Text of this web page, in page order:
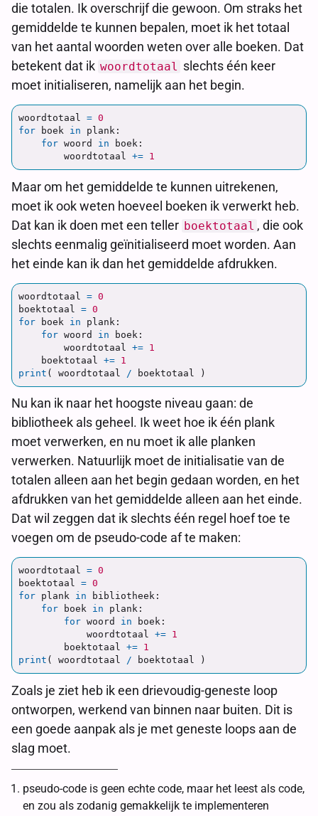
die totalen. Ik overschrijf die gewoon. Om straks het
gemiddelde te kunnen bepalen, moet ik het totaal
van het aantal woorden weten over alle boeken. Dat
betekent dat ik woordtotaal slechts één keer
moet initialiseren, namelijk aan het begin.
woordtotaal = 0
for
boek in plank :
for woord in boek :
woordtotaal += 1
Maar om het gemiddelde te kunnen uitrekenen,
moet ik ook weten hoeveel boeken ik verwerkt heb.
Dat kan ik doen met een teller boektotaal , die ook
slechts eenmalig geïnitialiseerd moet worden. Aan
het einde kan ik dan het gemiddelde afdrukken.
woordtotaal = 0
boektotaal
= 0
for
boek in plank :
for woord in boek :
woordtotaal
+= 1
boektotaal
+= 1
print ( woordtotaal / boektotaal )
Nu kan ik naar het hoogste niveau gaan: de
bibliotheek als geheel. Ik weet hoe ik één plank
moet verwerken, en nu moet ik alle planken
verwerken. Natuurlijk moet de initialisatie van de
totalen alleen aan het begin gedaan worden, en het
afdrukken van het gemiddelde alleen aan het einde.
Dat wil zeggen dat ik slechts één regel hoef toe te
voegen om de pseudo-code af te maken:
woordtotaal = 0
boektotaal = 0
for plank in bibliotheek :
for
boek in plank :
for woord in boek :
woordtotaal += 1
boektotaal += 1
print ( woordtotaal / boektotaal )
Zoals je ziet heb ik een drievoudig-geneste loop
ontworpen, werkend van binnen naar buiten. Dit is
een goede aanpak als je met geneste loops aan de
slag moet.
pseudo-code is geen echte code, maar het leest als code,
en zou als zodanig gemakkelijk te implementeren